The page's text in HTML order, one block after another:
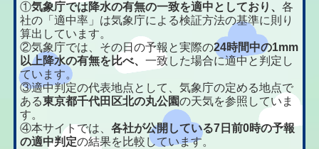
①気象庁では降水の有無の一致を適中としており、各
社の「適中率」は気象庁による検証方法の基準に則り
算出しています。
②気象庁では、その日の予報と実際の24時間中の1mm
以上降水の有無を比べ、一致した場合に適中と判定し
ています。
③適中判定の代表地点として、気象庁の定める地点で
ある東京都千代田区北の丸公園の天気を参照していま
す。
④本サイトでは、各社が公開している7日前0時の予報
の適中判定の結果を比較しています。